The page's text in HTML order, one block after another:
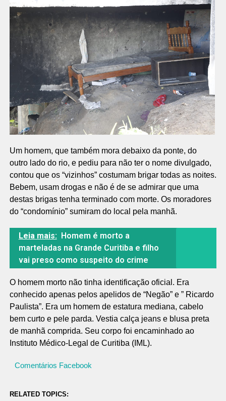
Um homem, que também mora debaixo da ponte, do
outro lado do rio, e pediu para não ter o nome divulgado,
contou que os “vizinhos” costumam brigar todas as noites.
Bebem, usam drogas e não é de se admirar que uma
destas brigas tenha terminado com morte. Os moradores
do “condomínio” sumiram do local pela manhã.
Leia mais: Homem é morto a
marteladas na Grande Curitiba e filho
vai preso como suspeito do crime
O homem morto não tinha identificação oficial. Era
conhecido apenas pelos apelidos de “Negão” e ” Ricardo
Paulista”. Era um homem de estatura mediana, cabelo
bem curto e pele parda. Vestia calça jeans e blusa preta
de manhã comprida. Seu corpo foi encaminhado ao
Instituto Médico-Legal de Curitiba (IML).
Comentários Facebook
RELATED TOPICS: